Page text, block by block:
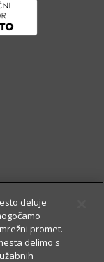
deluje
promet.
delimo s